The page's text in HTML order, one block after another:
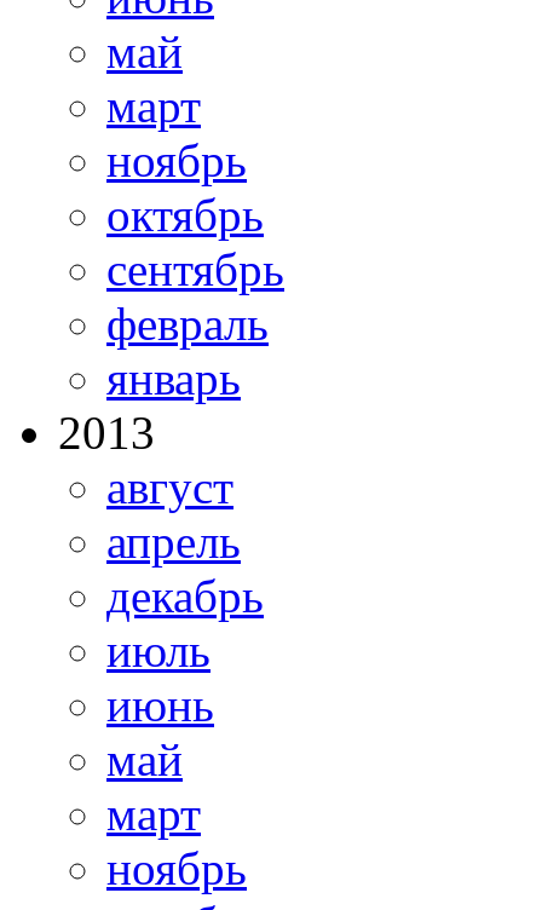
май
март
ноябрь
октябрь
сентябрь
февраль
январь
2013
август
апрель
декабрь
июль
июнь
май
март
ноябрь